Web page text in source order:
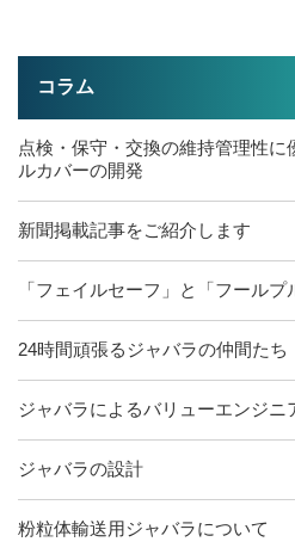
コラム
点検・保守・交換の維持管理性
ルカバーの開発
新聞掲載記事をご紹介します
「フェイルセーフ」と「フールプ
24時間頑張るジャバラの仲間たち
ジャバラによるバリューエンジニ
ジャバラの設計
粉粒体輸送用ジャバラについて